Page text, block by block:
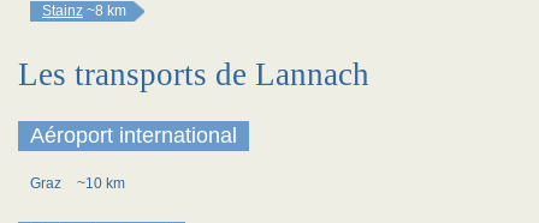
Stainz ~8 km
Les transports de Lannach
Aéroport international
Graz ~10 km